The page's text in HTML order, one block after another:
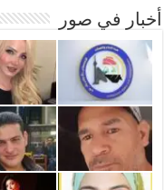
أخبار في صور